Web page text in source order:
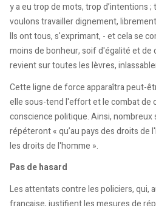
y a eu trop de mots, trop d’intentions
voulons travailler dignement,
Ils ont tous, s'exprimant, - et cela se
moins de bonheur, soif d'égalité et de
revient sur toutes les lèvres,
Cette ligne de force apparaîtra peut-
elle sous-tend l'effort et le combat de
conscience politique. Ainsi, nombreux
répéteront « qu’au pays des droits
les droits de l'homme ».
Pas de hasard
Les attentats contre les policiers, qui,